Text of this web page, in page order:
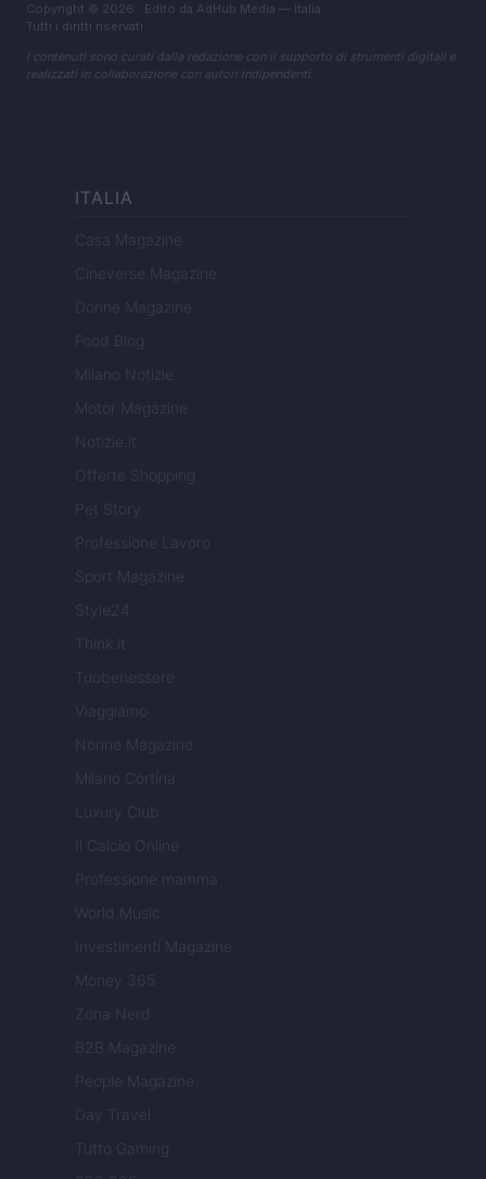
Copyright © 2026 · Edito da AdHub Media — Italia
Tutti i diritti riservati
I contenuti sono curati dalla redazione con il supporto di strumenti digitali e
realizzati in collaborazione con autori indipendenti.
ITALIA
Casa Magazine
Cineverse Magazine
Donne Magazine
Food Blog
Milano Notizie
Motor Magazine
Notizie.it
Offerte Shopping
Pet Story
Professione Lavoro
Sport Magazine
Style24
Think.it
Tuobenessere
Viaggiamo
Nonne Magazine
Milano Cortina
Luxury Club
Il Calcio Online
Professione mamma
World Music
Investimenti Magazine
Money 365
Zona Nerd
B2B Magazine
People Magazine
Day Travel
Tutto Gaming